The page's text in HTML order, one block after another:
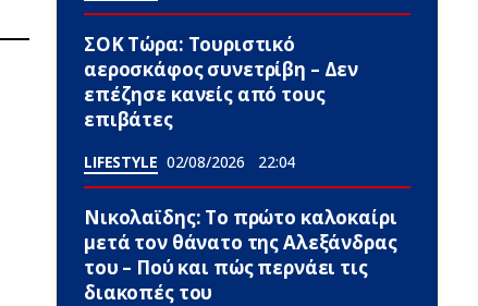
ΣΟΚ Τώρα: Τουριστικό
αεροσκάφος συνετρίβη – Δεν
επέζησε κανείς από τους
επιβάτες
LIFESTYLE 02/08/2026 22:04
Νικολαϊδης: Τo πρώτο καλοκαίρι
μετά τον θάνατο της Αλεξάνδρας
του – Πού και πώς περνάει τις
διακοπές του